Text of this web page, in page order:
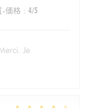
-価格 : 4/5
Je